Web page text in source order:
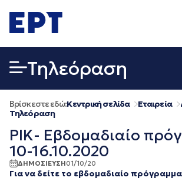
σε
περιεχόμενο
Τηλεόραση
Βρίσκεστε εδώ:Κεντρική σελίδα Εταιρεία
Τηλεόραση
ΡΙΚ- Εβδομαδιαίο
10-16.10.2020
ΔΗΜΟΣΙΕΥΣΗ01/10/20
Για να δείτε το εβδομαδιαίο